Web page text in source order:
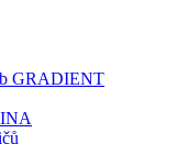
GRADIENT